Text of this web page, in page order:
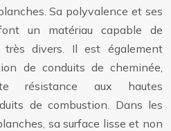
Sa polyvalence et ses
un matériau capable de
très divers. Il est également
de conduits de cheminée,
résistance aux hautes
de combustion. Dans les
sa surface lisse et non